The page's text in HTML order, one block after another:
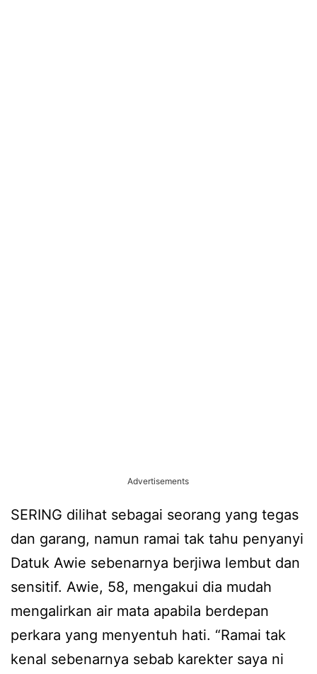
Advertisements
SERING dilihat sebagai seorang yang tegas
dan garang, namun ramai tak tahu penyanyi
Datuk Awie sebenarnya berjiwa lembut dan
sensitif. Awie, 58, mengakui dia mudah
mengalirkan air mata apabila berdepan
perkara yang menyentuh hati. “Ramai tak
kenal sebenarnya sebab karekter saya ni